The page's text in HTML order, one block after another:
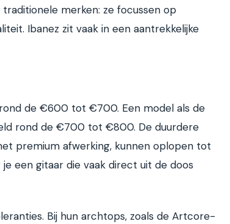
merken: ze focussen op
Ibanez zit vaak in een aantrekkelijke
de €600 tot €700. Een model als de
rond de €700 tot €800. De duurdere
premium afwerking, kunnen oplopen tot
een gitaar die vaak direct uit de doos
Bij hun archtops, zoals de Artcore-